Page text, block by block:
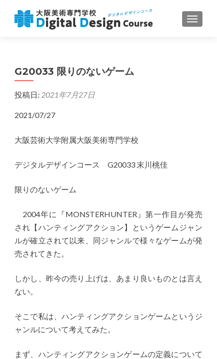
ナビゲ
G20033 限りのないゲーム
投稿日: 2021年7月27日
2021/07/27
大阪芸術大学附属大阪美術専門学校
デジタルデザインコース G20033 末川桃佳
限りのないゲーム
2004年に『MONSTERHUNTER』第一作目が発売
され【ハンティングアクション】というゲームジャン
ルが確立されて以来、同ジャンルで様々なゲームが発
売されてきた。
しかし、昨今の売り上げは、あまり良いものとは言え
ない。
そこで私は、ハンティングアクションゲームというジ
ャンルについて考えてみた。
まず、ハンティングアクションゲームの定義について